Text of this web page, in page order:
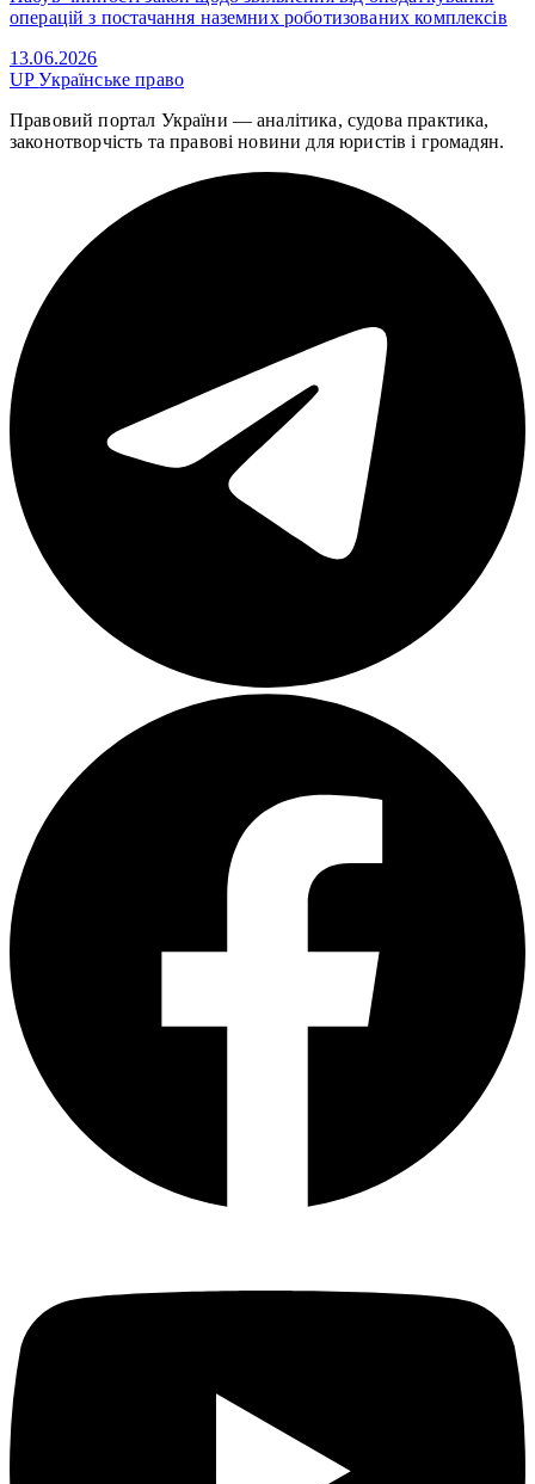
операцій з постачання наземних роботизованих комплексів
13.06.2026
UPУкраїнське право
Правовий портал України — аналітика, судова практика,
законотворчість та правові новини для юристів і громадян.